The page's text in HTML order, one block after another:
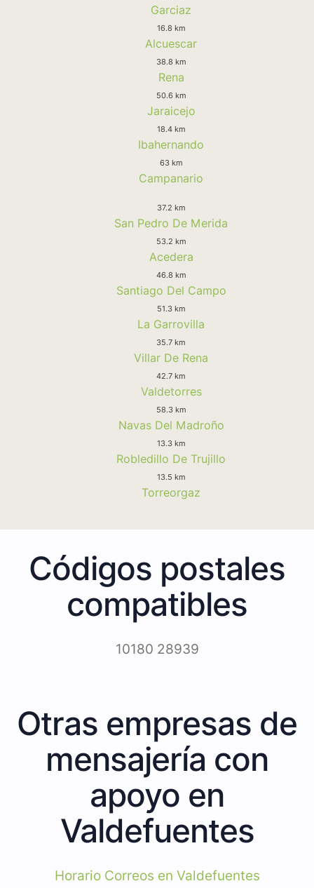
Garciaz
16.8 km
Alcuescar
38.8 km
Rena
50.6 km
Jaraicejo
18.4 km
Ibahernando
63 km
Campanario
37.2 km
San Pedro De Merida
53.2 km
Acedera
46.8 km
Santiago Del Campo
51.3 km
La Garrovilla
35.7 km
Villar De Rena
42.7 km
Valdetorres
58.3 km
Navas Del Madroño
13.3 km
Robledillo De Trujillo
13.5 km
Torreorgaz
Códigos postales
compatibles
10180 28939
Otras empresas de
mensajería con
apoyo en
Valdefuentes
Horario Correos en Valdefuentes